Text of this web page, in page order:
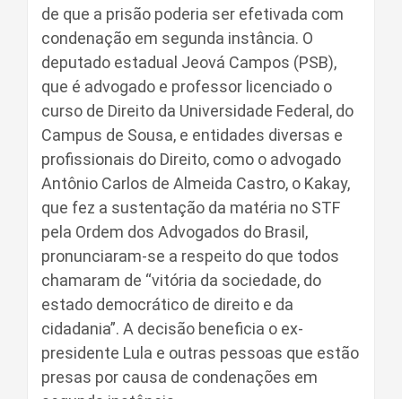
de que a prisão poderia ser efetivada com
condenação em segunda instância. O
deputado estadual Jeová Campos (PSB),
que é advogado e professor licenciado o
curso de Direito da Universidade Federal, do
Campus de Sousa, e entidades diversas e
profissionais do Direito, como o advogado
Antônio Carlos de Almeida Castro, o Kakay,
que fez a sustentação da matéria no STF
pela Ordem dos Advogados do Brasil,
pronunciaram-se a respeito do que todos
chamaram de “vitória da sociedade, do
estado democrático de direito e da
cidadania”. A decisão beneficia o ex-
presidente Lula e outras pessoas que estão
presas por causa de condenações em